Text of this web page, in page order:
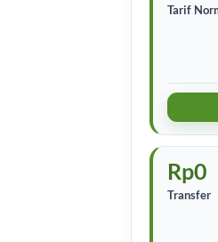
Tarif
Rp0
Transfer